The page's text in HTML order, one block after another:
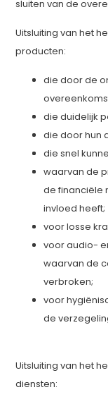
sluiten van de
Uitsluiting van het
producten:
die door de
die duidelijk
die door hun
die snel
waarvan de
de financiële
invloed heeft;
voor losse
voor audio-
waarvan de
verbroken;
voor
de
Uitsluiting van het
diensten: